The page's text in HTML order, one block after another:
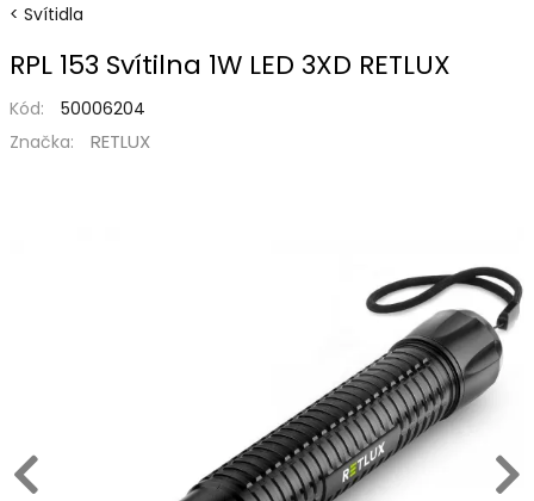
Svítidla
RPL 153 Svítilna 1W LED 3XD RETLUX
Kód:
50006204
Značka:
RETLUX